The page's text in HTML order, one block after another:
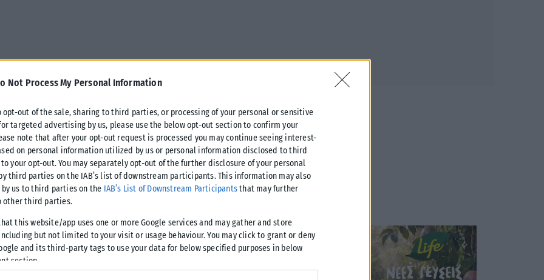
Not Process My Personal Information
opt-out of the sale, sharing to third parties, or processing of your personal or sensitive
targeted advertising by us, please use the below opt-out section to confirm your
note that after your opt-out request is processed you may continue seeing interest-
on personal information utilized by us or personal information disclosed to third
your opt-out. You may separately opt-out of the further disclosure of your personal
third parties on the IAB’s list of downstream participants. This information may also
by us to third parties on the IAB’s List of Downstream Participantsthat may further
other third parties.
this website/app uses one or more Google services and may gather and store
but not limited to your visit or usage behaviour. You may click to grant or deny
and its third-party tags to use your data for below specified purposes in below
section.
έβδομης ταινίας του Λεός Καράξ με τίτλο «Lily May B», τα
της οποίας πρόκειται να ξεκινήσουν την άνοιξη του 2027.
ένα κορίτσι και ένα αγόρι που ο καθένας τους
που έμοιαζε με το «τέλος του κόσμου» και μαζί
έρημες πόλεις, άδειους αυτοκινητόδρομους και την
κινδύνους, όμως συνέχισαν να προχωρούν. Ψάχνοντας
ριζώσουν;».
μέσω της εταιρείας Chi-Fou-Mi Productions της Mediawan.